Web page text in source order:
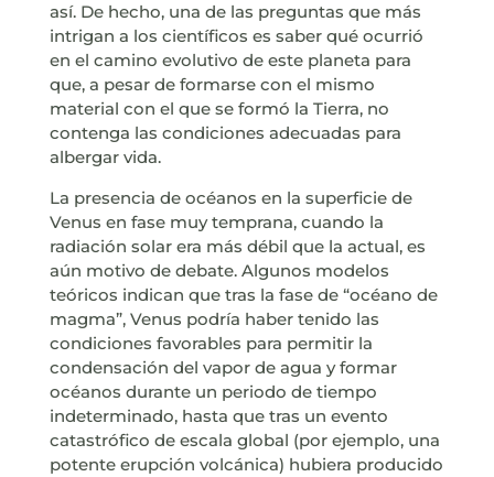
así. De hecho, una de las preguntas que más
intrigan a los científicos es saber qué ocurrió
en el camino evolutivo de este planeta para
que, a pesar de formarse con el mismo
material con el que se formó la Tierra, no
contenga las condiciones adecuadas para
albergar vida.
La presencia de océanos en la superficie de
Venus en fase muy temprana, cuando la
radiación solar era más débil que la actual, es
aún motivo de debate. Algunos modelos
teóricos indican que tras la fase de “océano de
magma”, Venus podría haber tenido las
condiciones favorables para permitir la
condensación del vapor de agua y formar
océanos durante un periodo de tiempo
indeterminado, hasta que tras un evento
catastrófico de escala global (por ejemplo, una
potente erupción volcánica) hubiera producido